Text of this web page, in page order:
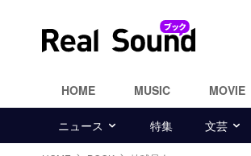
HOME MUSIC MOVIE
ニュース 特集 文芸